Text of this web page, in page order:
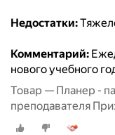
Недостатки:
Комментарий:
нового учебного
Товар — Планер -
преподавателя